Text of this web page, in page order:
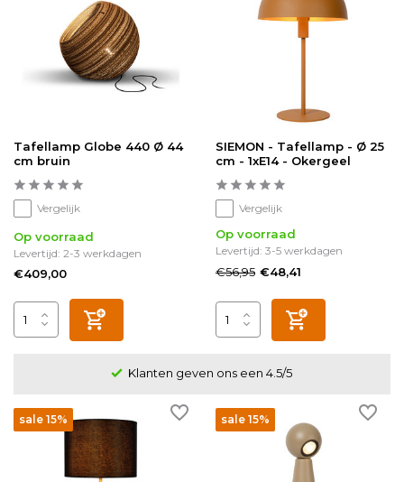
Tafellamp Globe 440 Ø 44
cm bruin
Vergelijk
Op voorraad
Levertijd: 2-3 werkdagen
€409,00
SIEMON - Tafellamp - Ø 25
cm - 1xE14 - Okergeel
Vergelijk
Op voorraad
Levertijd: 3-5 werkdagen
€56,95 €48,41
Klanten geven ons een 4.5/5
sale 15% sale 15%